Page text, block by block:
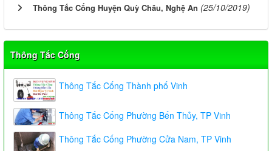
Thông Tắc Cống Huyện Quỳ Châu, Nghệ An (25/10/2019)
Thông Tắc Cống
Thông Tắc Cống Thành phố Vinh
Thông Tắc Cống Phường Bến Thủy, TP Vinh
Thông Tắc Cống Phường Cửa Nam, TP Vinh